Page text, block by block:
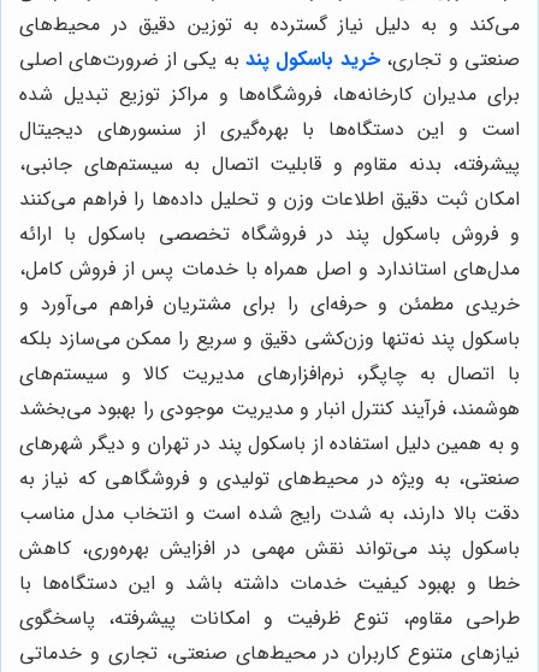
می‌کند و به دلیل نیاز گسترده به توزین دقیق در محیط‌های
صنعتی و تجاری، خرید باسکول پند به یکی از ضرورت‌های اصلی
برای مدیران کارخانه‌ها، فروشگاه‌ها و مراکز توزیع تبدیل شده
است و این دستگاه‌ها با بهره‌گیری از سنسورهای دیجیتال
پیشرفته، بدنه مقاوم و قابلیت اتصال به سیستم‌های جانبی،
امکان ثبت دقیق اطلاعات وزن و تحلیل داده‌ها را فراهم می‌کنند
و فروش باسکول پند در فروشگاه تخصصی باسکول با ارائه
مدل‌های استاندارد و اصل همراه با خدمات پس از فروش کامل،
خریدی مطمئن و حرفه‌ای را برای مشتریان فراهم می‌آورد و
باسکول پند نه‌تنها وزن‌کشی دقیق و سریع را ممکن می‌سازد بلکه
با اتصال به چاپگر، نرم‌افزارهای مدیریت کالا و سیستم‌های
هوشمند، فرآیند کنترل انبار و مدیریت موجودی را بهبود می‌بخشد
و به همین دلیل استفاده از باسکول پند در تهران و دیگر شهرهای
صنعتی، به ویژه در محیط‌های تولیدی و فروشگاهی که نیاز به
دقت بالا دارند، به شدت رایج شده است و انتخاب مدل مناسب
باسکول پند می‌تواند نقش مهمی در افزایش بهره‌وری، کاهش
خطا و بهبود کیفیت خدمات داشته باشد و این دستگاه‌ها با
طراحی مقاوم، تنوع ظرفیت و امکانات پیشرفته، پاسخگوی
نیازهای متنوع کاربران در محیط‌های صنعتی، تجاری و خدماتی